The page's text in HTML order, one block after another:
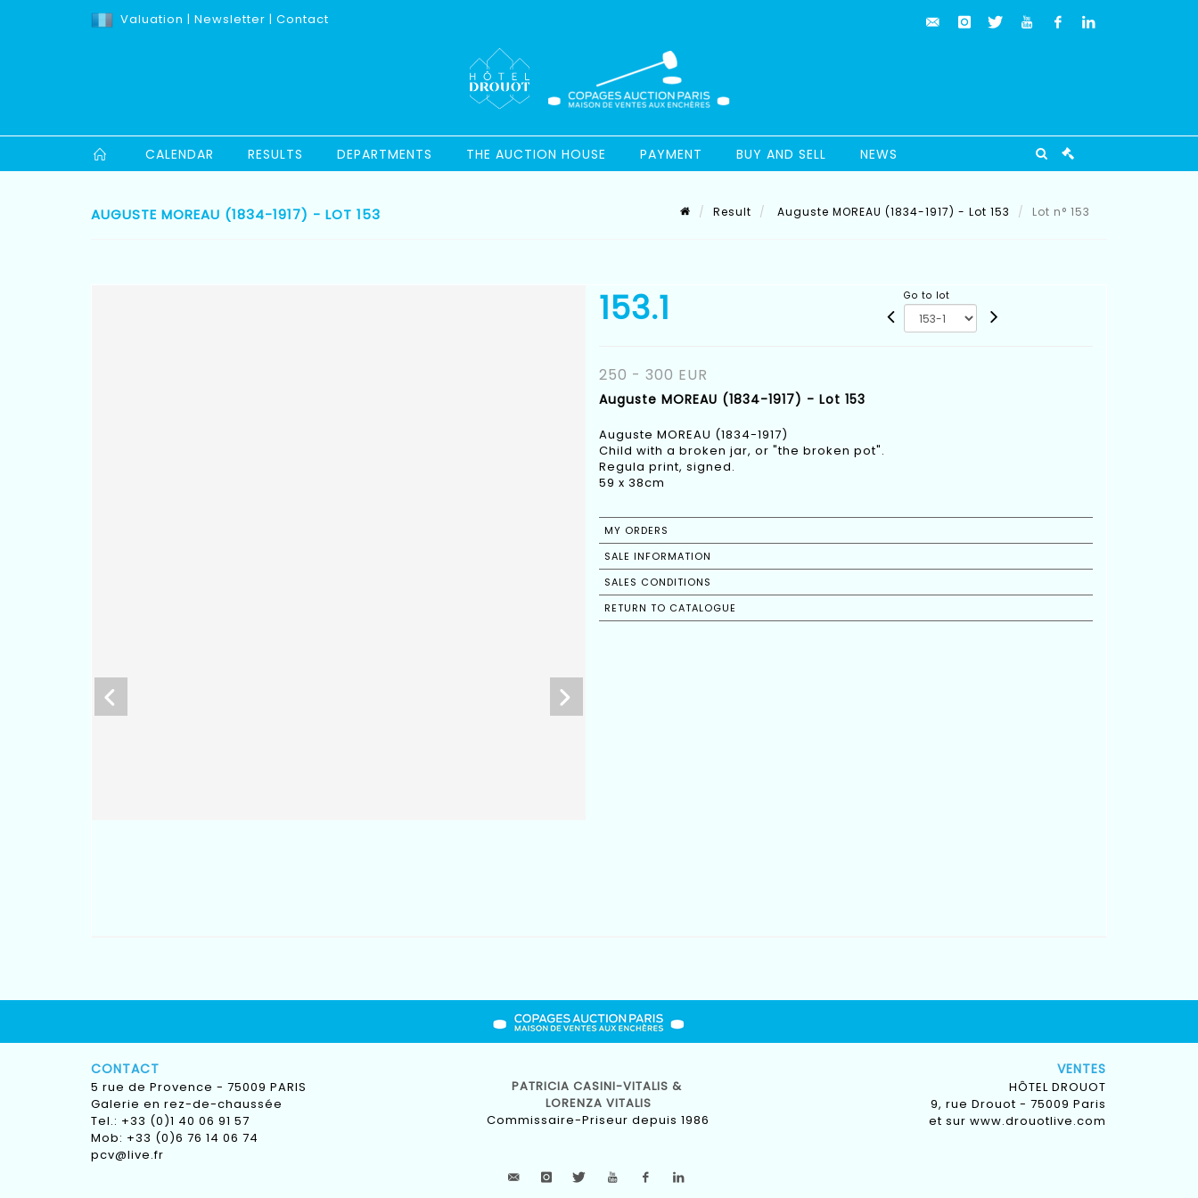
Valuation | Newsletter | Contact
CALENDAR RESULTS DEPARTMENTS THE AUCTION HOUSE PAYMENT BUY AND SELL NEWS
AUGUSTE MOREAU (1834-1917) - LOT 153 Result Auguste MOREAU (1834-1917) - Lot 153 Lot n° 153
153.1 Go to lot
250 - 300 EUR
Auguste MOREAU (1834-1917) - Lot 153
Auguste MOREAU (1834-1917)
Child with a broken jar, or "the broken pot".
Regula print, signed.
59 x 38cm
MY ORDERS
SALE INFORMATION
SALES CONDITIONS
RETURN TO CATALOGUE
CONTACT
5 rue de Provence - 75009 PARIS
Galerie en rez-de-chaussée
Tel.: +33 (0)1 40 06 91 57
Mob: +33 (0)6 76 14 06 74
pcv@live.fr
PATRICIA CASINI-VITALIS &
LORENZA VITALIS
Commissaire-Priseur depuis 1986
VENTES
HÔTEL DROUOT
9, rue Drouot - 75009 Paris
et sur www.drouotlive.com